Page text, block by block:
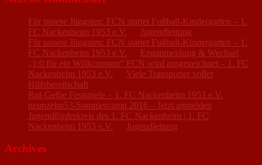
Für unsere Jüngsten: FCN startet Fußball-Kindergarten – 1.
FC Nackenheim 1953 e.V.
Jugendleitung
Für unsere Jüngsten: FCN startet Fußball-Kindergarten – 1.
FC Nackenheim 1953 e.V.
Erstanmeldung & Wechsel
„1:0 für ein Willkommen“ FCN wird ausgezeichnet – 1. FC
Nackenheim 1953 e.V.
Viele Transporter voller
Hilfsbereitschaft
Rot-Gelbe Festspiele – 1. FC Nackenheim 1953 e.V.
neunzehn53-Sommercamp 2016 – Jetzt anmelden
Jugendförderkreis des 1. FC Nackenheim | 1. FC
Nackenheim 1953 e.V.
Jugendleitung
Archives